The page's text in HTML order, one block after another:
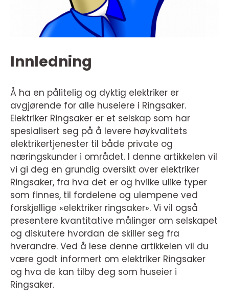
Innledning
Å ha en pålitelig og dyktig elektriker er
avgjørende for alle huseiere i Ringsaker.
Elektriker Ringsaker er et selskap som har
spesialisert seg på å levere høykvalitets
elektrikertjenester til både private og
næringskunder i området. I denne artikkelen vil
vi gi deg en grundig oversikt over elektriker
Ringsaker, fra hva det er og hvilke ulike typer
som finnes, til fordelene og ulempene ved
forskjellige «elektriker ringsaker». Vi vil også
presentere kvantitative målinger om selskapet
og diskutere hvordan de skiller seg fra
hverandre. Ved å lese denne artikkelen vil du
være godt informert om elektriker Ringsaker
og hva de kan tilby deg som huseier i
Ringsaker.